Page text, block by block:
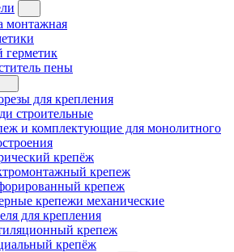
монтажная
герметик
пены
для крепления
строительные
и комплектующие для монолитного
крепёж
крепеж
крепеж
крепежи механические
для крепления
крепеж
крепёж